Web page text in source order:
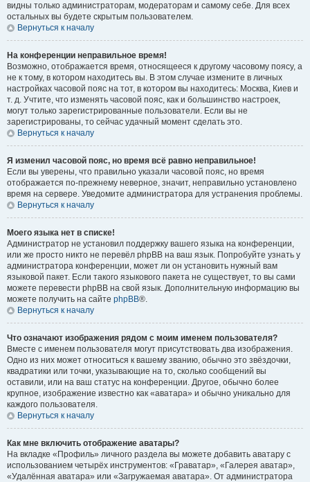
видны только администраторам, модераторам и самому себе. Для всех
остальных вы будете скрытым пользователем.
Вернуться к началу
На конференции неправильное время!
Возможно, отображается время, относящееся к другому часовому поясу, а
не к тому, в котором находитесь вы. В этом случае измените в личных
настройках часовой пояс на тот, в котором вы находитесь: Москва, Киев и
т. д. Учтите, что изменять часовой пояс, как и большинство настроек,
могут только зарегистрированные пользователи. Если вы не
зарегистрированы, то сейчас удачный момент сделать это.
Вернуться к началу
Я изменил часовой пояс, но время всё равно неправильное!
Если вы уверены, что правильно указали часовой пояс, но время
отображается по-прежнему неверное, значит, неправильно установлено
время на сервере. Уведомите администратора для устранения проблемы.
Вернуться к началу
Моего языка нет в списке!
Администратор не установил поддержку вашего языка на конференции,
или же просто никто не перевёл phpBB на ваш язык. Попробуйте узнать у
администратора конференции, может ли он установить нужный вам
языковой пакет. Если такого языкового пакета не существует, то вы сами
можете перевести phpBB на свой язык. Дополнительную информацию вы
можете получить на сайте phpBB®.
Вернуться к началу
Что означают изображения рядом с моим именем пользователя?
Вместе с именем пользователя могут присутствовать два изображения.
Одно из них может относиться к вашему званию, обычно это звёздочки,
квадратики или точки, указывающие на то, сколько сообщений вы
оставили, или на ваш статус на конференции. Другое, обычно более
крупное, изображение известно как «аватара» и обычно уникально для
каждого пользователя.
Вернуться к началу
Как мне включить отображение аватары?
На вкладке «Профиль» личного раздела вы можете добавить аватару с
использованием четырёх инструментов: «Граватар», «Галерея аватар»,
«Удалённая аватара» или «Загружаемая аватара». От администратора